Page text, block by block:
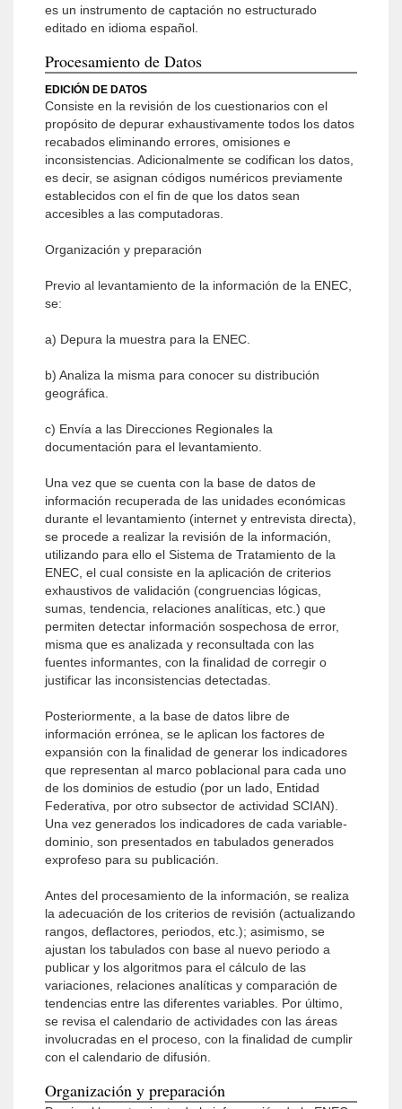
es un instrumento de captación no estructurado
editado en idioma español.
Procesamiento de Datos
EDICIÓN DE DATOS
Consiste en la revisión de los cuestionarios con el
propósito de depurar exhaustivamente todos los datos
recabados eliminando errores, omisiones e
inconsistencias. Adicionalmente se codifican los datos,
es decir, se asignan códigos numéricos previamente
establecidos con el fin de que los datos sean
accesibles a las computadoras.
Organización y preparación
Previo al levantamiento de la información de la ENEC,
se:
a) Depura la muestra para la ENEC.
b) Analiza la misma para conocer su distribución
geográfica.
c) Envía a las Direcciones Regionales la
documentación para el levantamiento.
Una vez que se cuenta con la base de datos de
información recuperada de las unidades económicas
durante el levantamiento (internet y entrevista directa),
se procede a realizar la revisión de la información,
utilizando para ello el Sistema de Tratamiento de la
ENEC, el cual consiste en la aplicación de criterios
exhaustivos de validación (congruencias lógicas,
sumas, tendencia, relaciones analíticas, etc.) que
permiten detectar información sospechosa de error,
misma que es analizada y reconsultada con las
fuentes informantes, con la finalidad de corregir o
justificar las inconsistencias detectadas.
Posteriormente, a la base de datos libre de
información errónea, se le aplican los factores de
expansión con la finalidad de generar los indicadores
que representan al marco poblacional para cada uno
de los dominios de estudio (por un lado, Entidad
Federativa, por otro subsector de actividad SCIAN).
Una vez generados los indicadores de cada variable-
dominio, son presentados en tabulados generados
exprofeso para su publicación.
Antes del procesamiento de la información, se realiza
la adecuación de los criterios de revisión (actualizando
rangos, deflactores, periodos, etc.); asimismo, se
ajustan los tabulados con base al nuevo periodo a
publicar y los algoritmos para el cálculo de las
variaciones, relaciones analíticas y comparación de
tendencias entre las diferentes variables. Por último,
se revisa el calendario de actividades con las áreas
involucradas en el proceso, con la finalidad de cumplir
con el calendario de difusión.
Organización y preparación